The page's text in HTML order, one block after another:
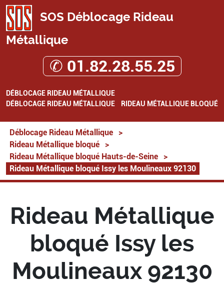
SOS Déblocage Rideau
Métallique
✆ 01.82.28.55.25
DÉBLOCAGE RIDEAU MÉTALLIQUE
DÉBLOCAGE RIDEAU MÉTALLIQUE
RIDEAU MÉTALLIQUE BLOQUÉ
Déblocage Rideau Métallique
>
Rideau Métallique bloqué
>
Rideau Métallique bloqué Hauts-de-Seine
>
Rideau Métallique bloqué Issy les Moulineaux 92130
Rideau Métallique
bloqué Issy les
Moulineaux 92130